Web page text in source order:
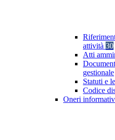
attività 30
Atti
gestionale
Statuti e
Codice
Oneri